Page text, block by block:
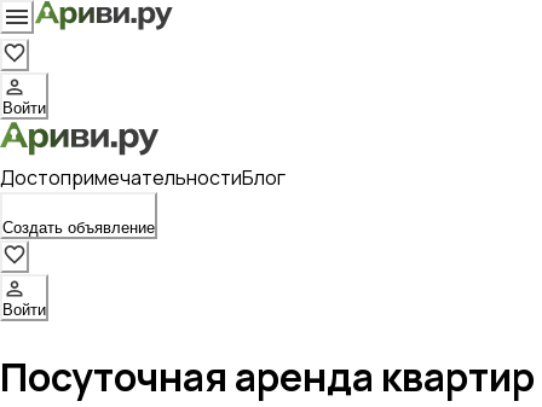
Войти
ДостопримечательностиБлог
Создать объявление
Войти
Посуточная аренда квартир